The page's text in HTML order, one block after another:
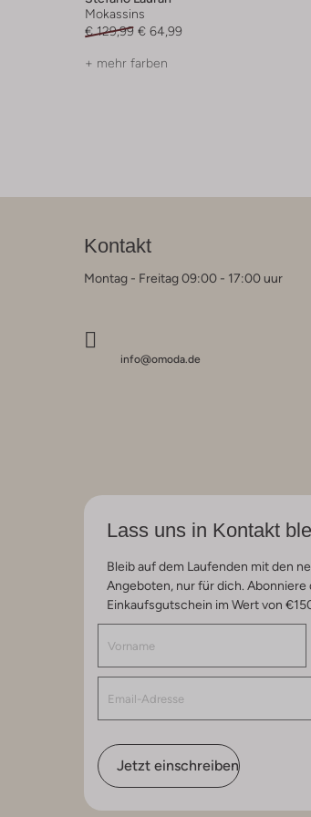
Mokassins
€ 129,99 € 64,99
+ mehr farben
Kontakt
Montag - Freitag 09:00 - 17:00 uur
info@omoda.de
Lass uns in Kontakt
Bleib auf dem Laufenden mit den
Angeboten, nur für dich.
Einkaufsgutschein im Wert von
Jetzt einschreiben